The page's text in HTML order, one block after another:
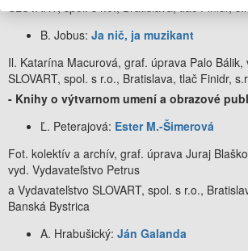
B. Jobus: Ja nič, ja muzikant
Il. Katarína Macurová, graf. úprava Palo Bálik,
SLOVART, spol. s r.o., Bratislava, tlač Finidr,
- Knihy o výtvarnom umení a obrazové
Ľ. Peterajová: Ester M.-Šimerová
Fot. kolektív a archív, graf. úprava Juraj
vyd. Vydavateľstvo Petrus
a Vydavateľstvo SLOVART, spol. s r.o.,
Banská Bystrica
A. Hrabušický: Ján Galanda